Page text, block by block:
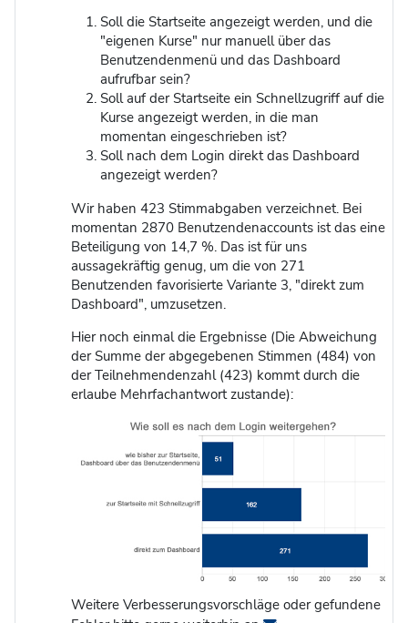
Soll die Startseite angezeigt werden, und die
"eigenen Kurse" nur manuell über das
Benutzendenmenü und das Dashboard
aufrufbar sein?
Soll auf der Startseite ein Schnellzugriff auf die
Kurse angezeigt werden, in die man
momentan eingeschrieben ist?
Soll nach dem Login direkt das Dashboard
angezeigt werden?
Wir haben 423 Stimmabgaben verzeichnet. Bei
momentan 2870 Benutzendenaccounts ist das eine
Beteiligung von 14,7 %. Das ist für uns
aussagekräftig genug, um die von 271
Benutzenden favorisierte Variante 3, "direkt zum
Dashboard", umzusetzen.
Hier noch einmal die Ergebnisse (Die Abweichung
der Summe der abgegebenen Stimmen (484) von
der Teilnehmendenzahl (423) kommt durch die
erlaube Mehrfachantwort zustande):
Weitere Verbesserungsvorschläge oder gefundene